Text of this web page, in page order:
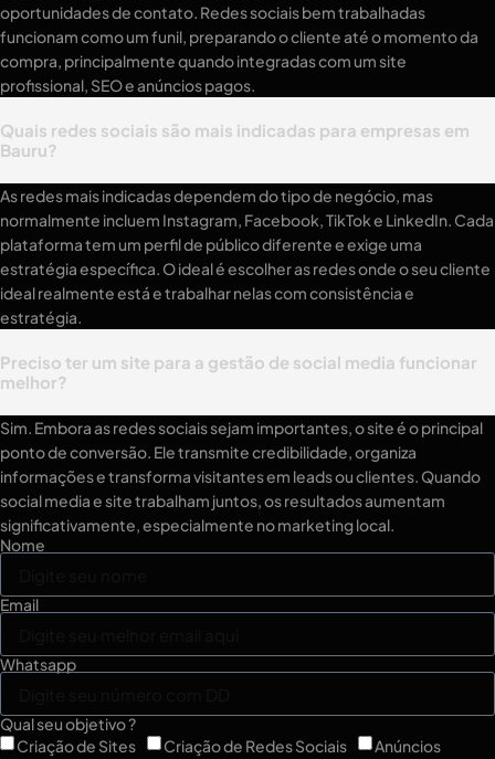
oportunidades de contato. Redes sociais bem trabalhadas
funcionam como um funil, preparando o cliente até o momento da
compra, principalmente quando integradas com um site
profissional, SEO e anúncios pagos.
Quais redes sociais são mais indicadas para empresas em
Bauru?
As redes mais indicadas dependem do tipo de negócio, mas
normalmente incluem Instagram, Facebook, TikTok e LinkedIn. Cada
plataforma tem um perfil de público diferente e exige uma
estratégia específica. O ideal é escolher as redes onde o seu cliente
ideal realmente está e trabalhar nelas com consistência e
estratégia.
Preciso ter um site para a gestão de social media funcionar
melhor?
Sim. Embora as redes sociais sejam importantes, o site é o principal
ponto de conversão. Ele transmite credibilidade, organiza
informações e transforma visitantes em leads ou clientes. Quando
social media e site trabalham juntos, os resultados aumentam
significativamente, especialmente no marketing local.
Nome
Email
Whatsapp
Qual seu objetivo ?
Criação de Sites
Criação de Redes Sociais
Anúncios